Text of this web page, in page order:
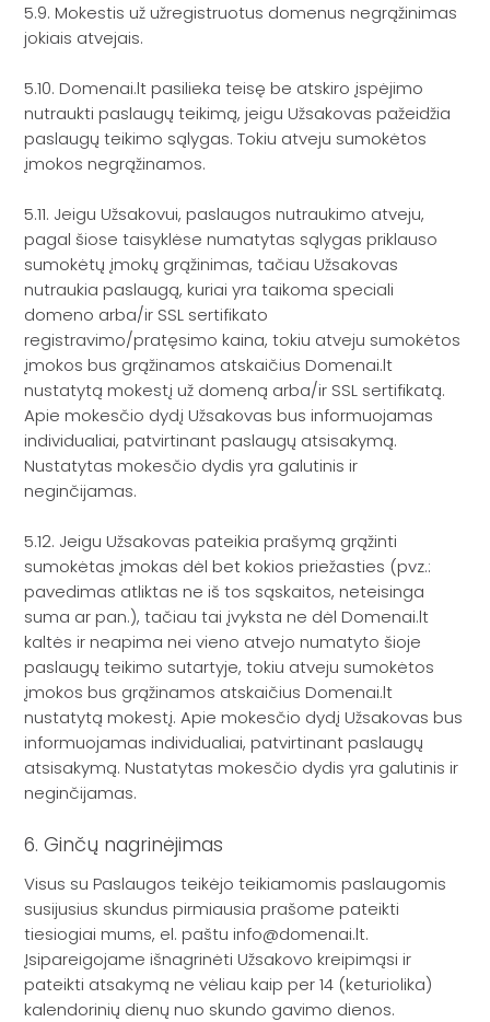
5.9. Mokestis už užregistruotus domenus negrąžinimas
jokiais atvejais.
5.10. Domenai.lt pasilieka teisę be atskiro įspėjimo
nutraukti paslaugų teikimą, jeigu Užsakovas pažeidžia
paslaugų teikimo sąlygas. Tokiu atveju sumokėtos
įmokos negrąžinamos.
5.11. Jeigu Užsakovui, paslaugos nutraukimo atveju,
pagal šiose taisyklėse numatytas sąlygas priklauso
sumokėtų įmokų grąžinimas, tačiau Užsakovas
nutraukia paslaugą, kuriai yra taikoma speciali
domeno arba/ir SSL sertifikato
registravimo/pratęsimo kaina, tokiu atveju sumokėtos
įmokos bus grąžinamos atskaičius Domenai.lt
nustatytą mokestį už domeną arba/ir SSL sertifikatą.
Apie mokesčio dydį Užsakovas bus informuojamas
individualiai, patvirtinant paslaugų atsisakymą.
Nustatytas mokesčio dydis yra galutinis ir
neginčijamas.
5.12. Jeigu Užsakovas pateikia prašymą grąžinti
sumokėtas įmokas dėl bet kokios priežasties (pvz.:
pavedimas atliktas ne iš tos sąskaitos, neteisinga
suma ar pan.), tačiau tai įvyksta ne dėl Domenai.lt
kaltės ir neapima nei vieno atvejo numatyto šioje
paslaugų teikimo sutartyje, tokiu atveju sumokėtos
įmokos bus grąžinamos atskaičius Domenai.lt
nustatytą mokestį. Apie mokesčio dydį Užsakovas bus
informuojamas individualiai, patvirtinant paslaugų
atsisakymą. Nustatytas mokesčio dydis yra galutinis ir
neginčijamas.
6. Ginčų nagrinėjimas
Visus su Paslaugos teikėjo teikiamomis paslaugomis
susijusius skundus pirmiausia prašome pateikti
tiesiogiai mums, el. paštu info@domenai.lt.
Įsipareigojame išnagrinėti Užsakovo kreipimąsi ir
pateikti atsakymą ne vėliau kaip per 14 (keturiolika)
kalendorinių dienų nuo skundo gavimo dienos.